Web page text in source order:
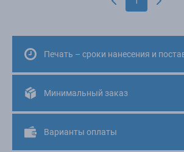
Печать – сроки нанесения и
Минимальный заказ
Варианты оплаты